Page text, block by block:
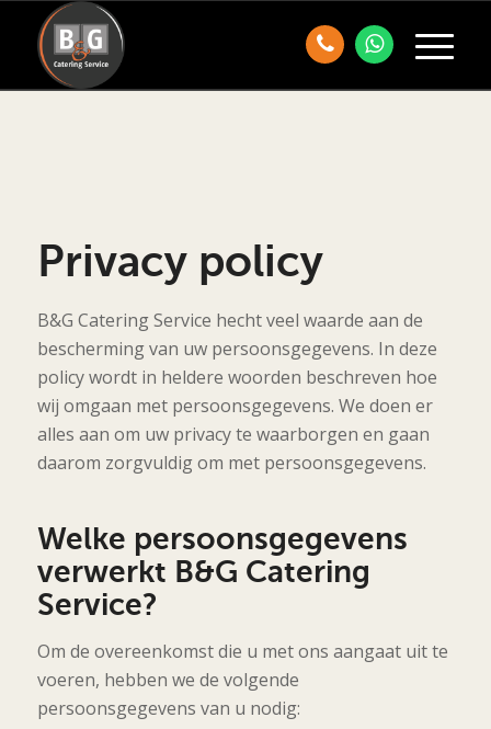
Privacy policy
B&G Catering Service hecht veel waarde aan de
bescherming van uw persoonsgegevens. In deze
policy wordt in heldere woorden beschreven hoe
wij omgaan met persoonsgegevens. We doen er
alles aan om uw privacy te waarborgen en gaan
daarom zorgvuldig om met persoonsgegevens.
Welke persoonsgegevens
verwerkt B&G Catering
Service?
Om de overeenkomst die u met ons aangaat uit te
voeren, hebben we de volgende
persoonsgegevens van u nodig: